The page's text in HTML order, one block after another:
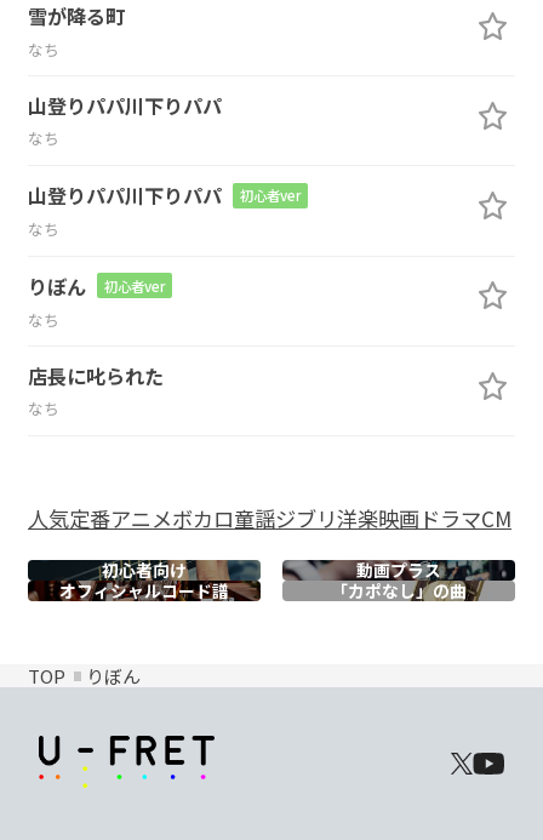
雪が降る町
なち
山登りパパ川下りパパ
なち
山登りパパ川下りパパ 初心者ver
なち
りぼん 初心者ver
なち
店長に叱られた
なち
人気定番アニメボカロ童謡ジブリ洋楽映画ドラマCM
初心者向け
動画プラス
オフィシャルコード譜 「カポなし」の曲
TOP りぼん